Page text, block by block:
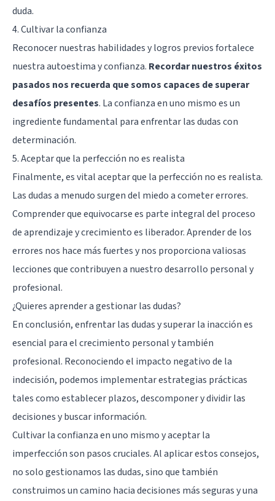
duda.
4. Cultivar la confianza
Reconocer nuestras habilidades y logros previos fortalece
nuestra autoestima y confianza. Recordar nuestros éxitos
pasados nos recuerda que somos capaces de superar
desafíos presentes. La confianza en uno mismo es un
ingrediente fundamental para enfrentar las dudas con
determinación.
5. Aceptar que la perfección no es realista
Finalmente, es vital aceptar que la perfección no es realista.
Las dudas a menudo surgen del miedo a cometer errores.
Comprender que equivocarse es parte integral del proceso
de aprendizaje y crecimiento es liberador. Aprender de los
errores nos hace más fuertes y nos proporciona valiosas
lecciones que contribuyen a nuestro desarrollo personal y
profesional.
¿Quieres aprender a gestionar las dudas?
En conclusión, enfrentar las dudas y superar la inacción es
esencial para el crecimiento personal y también
profesional. Reconociendo el impacto negativo de la
indecisión, podemos implementar estrategias prácticas
tales como establecer plazos, descomponer y dividir las
decisiones y buscar información.
Cultivar la confianza en uno mismo y aceptar la
imperfección son pasos cruciales. Al aplicar estos consejos,
no solo gestionamos las dudas, sino que también
construimos un camino hacia decisiones más seguras y una